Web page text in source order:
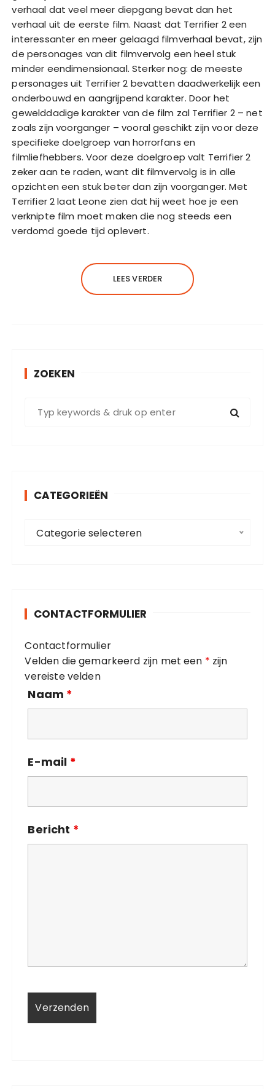
verhaal dat veel meer diepgang bevat dan het
verhaal uit de eerste film. Naast dat Terrifier 2 een
interessanter en meer gelaagd filmverhaal bevat, zijn
de personages van dit filmvervolg een heel stuk
minder eendimensionaal. Sterker nog: de meeste
personages uit Terrifier 2 bevatten daadwerkelijk een
onderbouwd en aangrijpend karakter. Door het
gewelddadige karakter van de film zal Terrifier 2 – net
zoals zijn voorganger – vooral geschikt zijn voor deze
specifieke doelgroep van horrorfans en
filmliefhebbers. Voor deze doelgroep valt Terrifier 2
zeker aan te raden, want dit filmvervolg is in alle
opzichten een stuk beter dan zijn voorganger. Met
Terrifier 2 laat Leone zien dat hij weet hoe je een
verknipte film moet maken die nog steeds een
verdomd goede tijd oplevert.
LEES VERDER
ZOEKEN
CATEGORIEËN
r
e
ë
n
Categorie selecteren
CONTACTFORMULIER
Contactformulier
Velden die gemarkeerd zijn met een * zijn
vereiste velden
Naam *
E-mail *
Bericht *